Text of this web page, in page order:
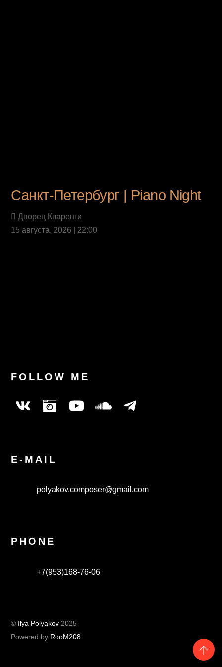
Санкт-Петербург | Piano Night
Дворец Кваренги
15 августа, 2026 | 22:00
FOLLOW ME
E-MAIL
polyakov.composer@gmail.com
PHONE
+7(953)168-76-06
© Ilya Polyakov 2025
Powered by RooM208